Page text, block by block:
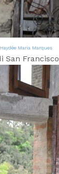
Maria Marques
San Francisco